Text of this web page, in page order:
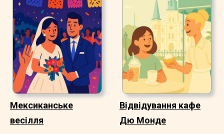
Мексиканське
весілля
Відвідування кафе
Дю Монде